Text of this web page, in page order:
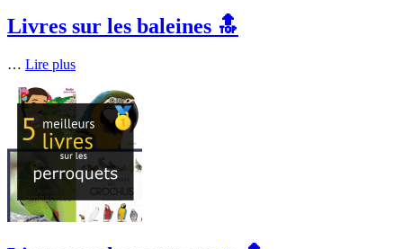
Livres sur les baleines 🔝
… Lire plus